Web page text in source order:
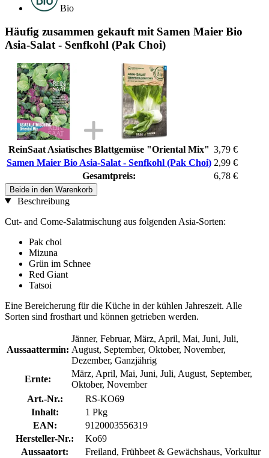
Bio
Häufig zusammen gekauft mit Samen Maier Bio
Asia-Salat - Senfkohl (Pak Choi)
ReinSaat Asiatisches Blattgemüse "Oriental Mix" 3,79 €
Samen Maier Bio Asia-Salat - Senfkohl (Pak Choi) 2,99 €
Gesamtpreis:
6,78 €
Beide in den Warenkorb
Beschreibung
Cut- and Come-Salatmischung aus folgenden Asia-Sorten:
Pak choi
Mizuna
Grün im Schnee
Red Giant
Tatsoi
Eine Bereicherung für die Küche in der kühlen Jahreszeit. Alle
Sorten sind frosthart und können getrieben werden.
Aussaattermin:
Jänner, Februar, März, April, Mai, Juni, Juli,
August, September, Oktober, November,
Dezember, Ganzjährig
Ernte:
März, April, Mai, Juni, Juli, August, September,
Oktober, November
Art.-Nr.:
RS-KO69
Inhalt:
1 Pkg
EAN:
9120003556319
Hersteller-Nr.:
Ko69
Aussaatort:
Freiland, Frühbeet & Gewächshaus, Vorkultur